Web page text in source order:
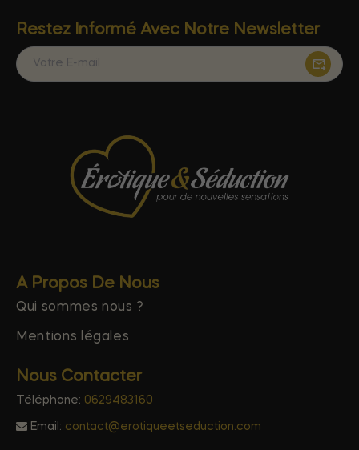
Restez Informé Avec Notre Newsletter
A Propos De Nous
Qui sommes nous ?
Mentions légales
Nous Contacter
Téléphone: 0629483160
Email: contact@erotiqueetseduction.com